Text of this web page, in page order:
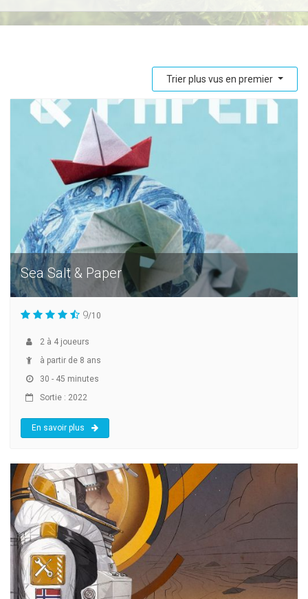
Trier plus vus en premier
Sea Salt & Paper
9/10
2 à 4 joueurs
à partir de 8 ans
30 - 45 minutes
Sortie : 2022
En savoir plus